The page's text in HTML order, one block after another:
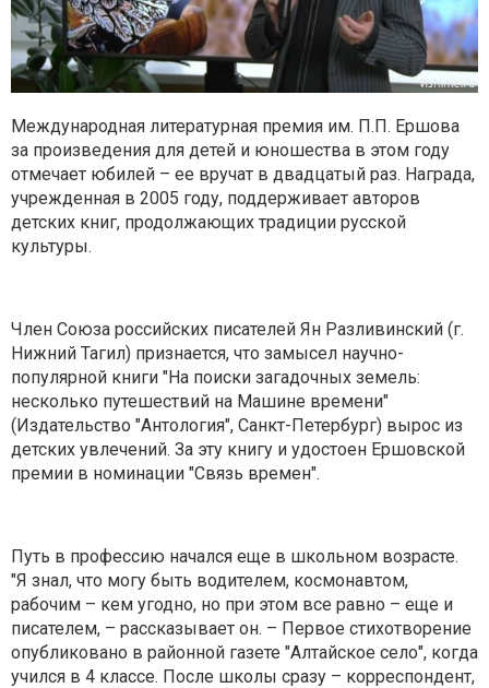
Международная литературная премия им. П.П. Ершова
за произведения для детей и юношества в этом году
отмечает юбилей – ее вручат в двадцатый раз. Награда,
учрежденная в 2005 году, поддерживает авторов
детских книг, продолжающих традиции русской
культуры.
Член Союза российских писателей Ян Разливинский (г.
Нижний Тагил) признается, что замысел научно-
популярной книги "На поиски загадочных земель:
несколько путешествий на Машине времени"
(Издательство "Антология", Санкт-Петербург) вырос из
детских увлечений. За эту книгу и удостоен Ершовской
премии в номинации "Связь времен".
Путь в профессию начался еще в школьном возрасте.
"Я знал, что могу быть водителем, космонавтом,
рабочим – кем угодно, но при этом все равно – еще и
писателем, – рассказывает он. – Первое стихотворение
опубликовано в районной газете "Алтайское село", когда
учился в 4 классе. После школы сразу – корреспондент,